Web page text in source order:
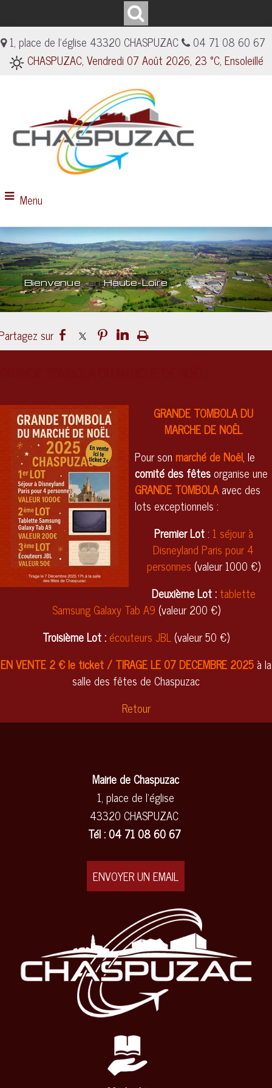
1, place de l'église 43320 CHASPUZAC
04 71 08 60 67
CHASPUZAC, Vendredi 07 Août 2026, 23 °C, Ensoleillé
Menu
BienvenueenHaute-Loire
Un lieuculturelouvert sur le
GRANDE TOMBOLA DU
MARCHE DE NOËL
Pour son marché de Noël, le
comité des fêtesorganise une
GRANDE TOMBOLAavec des
lots exceptionnels :
Premier Lot: 1 séjour à
Disneyland Paris pour 4
personnes (valeur 1000 €)
Deuxième Lot : tablette
Samsung Galaxy Tab A9 (valeur 200 €)
Troisième Lot : écouteurs JBL(valeur 50 €)
EN VENTE 2 € le ticket / TIRAGE LE 07 DECEMBRE 2025à la
salle des fêtes de Chaspuzac
Retour
Mairie de Chaspuzac
1, place de l'église
43320 CHASPUZAC
Tél : 04 71 08 60 67
ENVOYER UN EMAIL